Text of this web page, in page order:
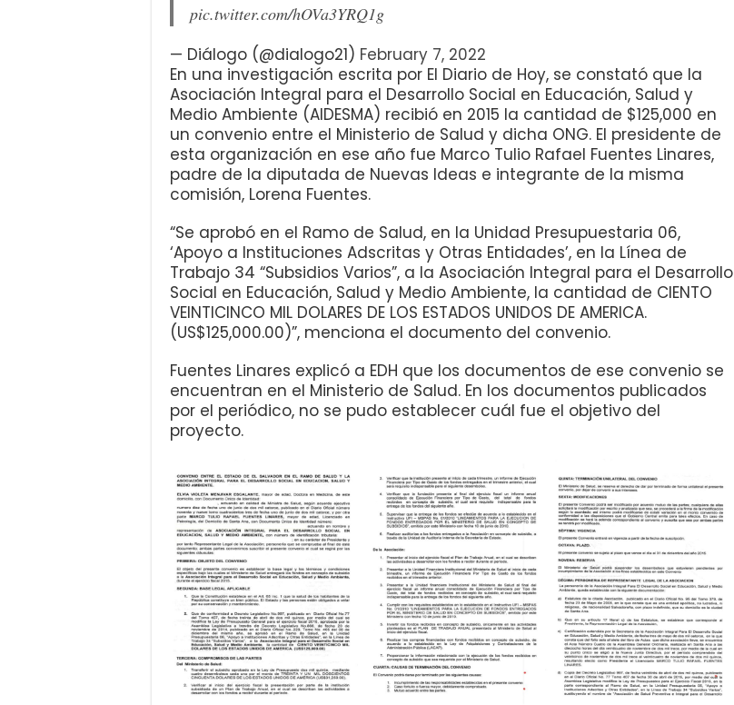
pic.twitter.com/hOVa3YRQ1g
— Diálogo (@dialogo21) February 7, 2022
En una investigación escrita por El Diario de Hoy, se constató que la
Asociación Integral para el Desarrollo Social en Educación, Salud y
Medio Ambiente (AIDESMA) recibió en 2015 la cantidad de $125,000 en
un convenio entre el Ministerio de Salud y dicha ONG. El presidente de
esta organización en ese año fue Marco Tulio Rafael Fuentes Linares,
padre de la diputada de Nuevas Ideas e integrante de la misma
comisión, Lorena Fuentes.
“Se aprobó en el Ramo de Salud, en la Unidad Presupuestaria 06,
‘Apoyo a Instituciones Adscritas y Otras Entidades’, en la Línea de
Trabajo 34 “Subsidios Varios”, a la Asociación Integral para el Desarrollo
Social en Educación, Salud y Medio Ambiente, la cantidad de CIENTO
VEINTICINCO MIL DOLARES DE LOS ESTADOS UNIDOS DE AMERICA.
(US$125,000.00)”, menciona el documento del convenio.
Fuentes Linares explicó a EDH que los documentos de ese convenio se
encuentran en el Ministerio de Salud. En los documentos publicados
por el periódico, no se pudo establecer cuál fue el objetivo del
proyecto.